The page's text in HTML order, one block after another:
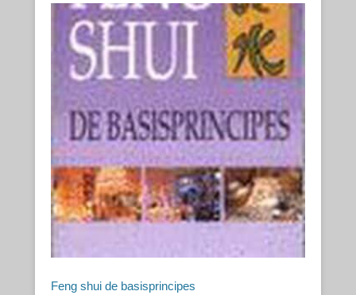
Feng shui de basisprincipes